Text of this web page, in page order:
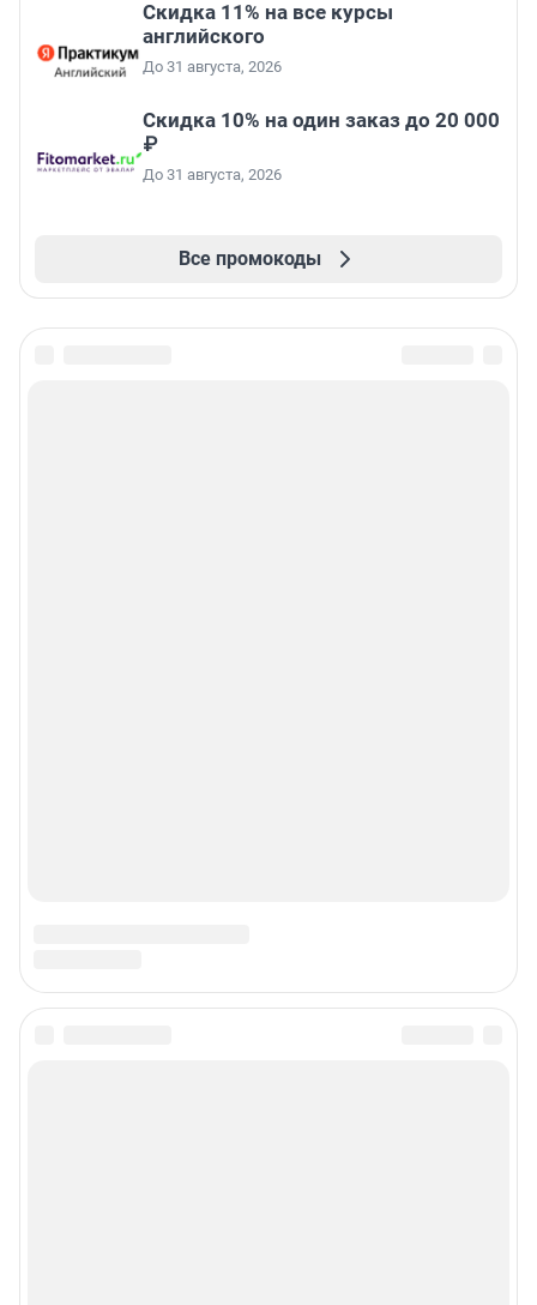
Скидка 11% на все курсы
английского
До 31 августа, 2026
Скидка 10% на один заказ до 20 000
₽
До 31 августа, 2026
Все промокоды